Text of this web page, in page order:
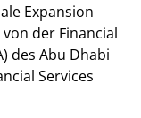
Expansion
der Financial
des Abu Dhabi
Services